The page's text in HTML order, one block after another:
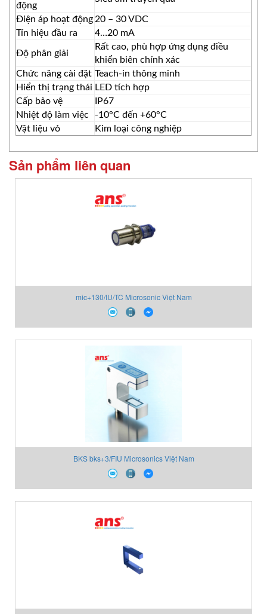
động
Điện áp hoạt động20 – 30 VDC
Tín hiệu đầu ra
4…20 mA
Độ phân giải
Rất cao, phù hợp ứng dụng điều
khiển biên chính xác
Chức năng cài đặt Teach-in thông minh
Hiển thị trạng thái LED tích hợp
Cấp bảo vệ
IP67
Nhiệt độ làm việc
-10°C đến +60°C
Vật liệu vỏ
Kim loại công nghiệp
Sản phẩm liên quan
mic+130/IU/TC Microsonic Việt Nam
BKS bks+3/FIU Microsonics Việt Nam